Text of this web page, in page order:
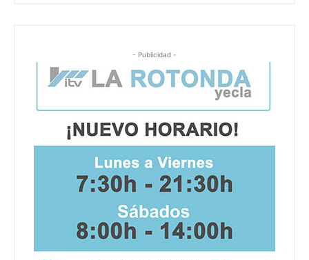
- Publicidad -